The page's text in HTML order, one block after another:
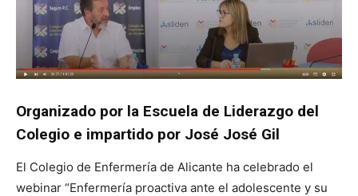
Organizado por la Escuela de Liderazgo del
Colegio e impartido por José José Gil
El Colegio de Enfermería de Alicante ha celebrado el
webinar “Enfermería proactiva ante el adolescente y su